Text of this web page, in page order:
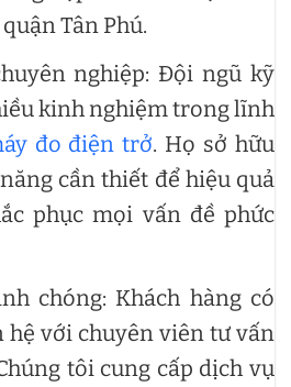
Tân Phú.
nghiệp: Đội ngũ kỹ
kinh nghiệm trong lĩnh
đo điện trở. Họ sở hữu
cần thiết để hiệu quả
phục mọi vấn đề phức
chóng: Khách hàng có
hệ với chuyên viên tư vấn
tôi cung cấp dịch vụ